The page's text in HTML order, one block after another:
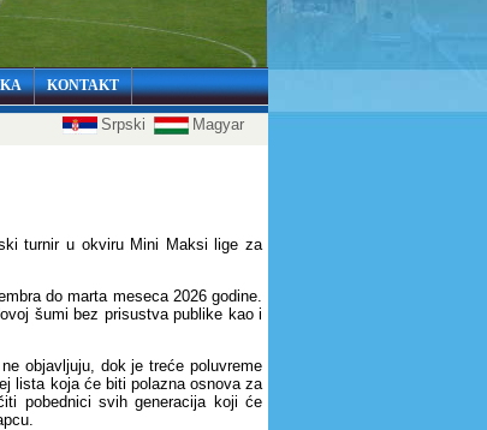
KONTAKT
Srpski Magyar
turnir u okviru Mini Maksi lige za
do marta meseca 2026 godine.
šumi bez prisustva publike kao i
objavljuju, dok je treće poluvreme
lista koja će biti polazna osnova za
pobednici svih generacija koji će